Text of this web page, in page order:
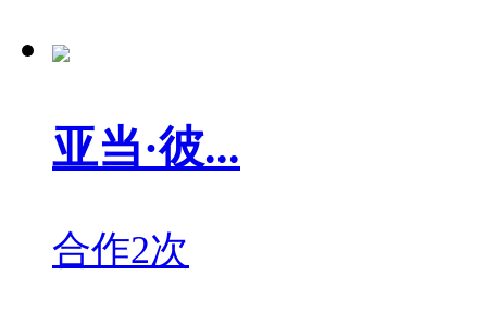
亚当·彼...
合作2次